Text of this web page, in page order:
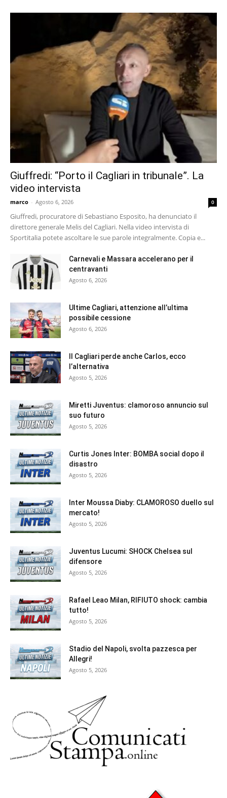
Giuffredi: “Porto il Cagliari in tribunale”. La
video intervista
marco - Agosto 6, 2026 0
Giuffredi, procuratore di Sebastiano Esposito, ha denunciato il
direttore generale Melis del Cagliari. Nella video intervista di
Sportitalia potete ascoltare le sue parole integralmente. Copia e...
Carnevali e Massara accelerano per il
centravanti
Agosto 6, 2026
Ultime Cagliari, attenzione all’ultima
possibile cessione
Agosto 6, 2026
Il Cagliari perde anche Carlos, ecco
l’alternativa
Agosto 5, 2026
Miretti Juventus: clamoroso annuncio sul
suo futuro
Agosto 5, 2026
Curtis Jones Inter: BOMBA social dopo il
disastro
Agosto 5, 2026
Inter Moussa Diaby: CLAMOROSO duello sul
mercato!
Agosto 5, 2026
Juventus Lucumi: SHOCK Chelsea sul
difensore
Agosto 5, 2026
Rafael Leao Milan, RIFIUTO shock: cambia
tutto!
Agosto 5, 2026
Stadio del Napoli, svolta pazzesca per
Allegri!
Agosto 5, 2026